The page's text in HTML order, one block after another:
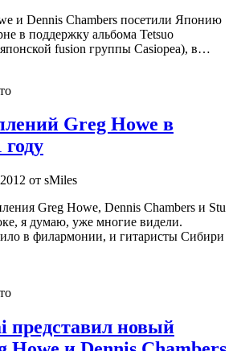
и Dennis Chambers посетили Японию
в поддержку альбома Tetsuo
японской fusion группы Casiopea), в…
Greg Howe в
году
от sMiles
Greg Howe, Dennis Chambers и Stu
я думаю, уже многие видели.
в филармонии, и гитаристы Сибири
Howeпредставил новый